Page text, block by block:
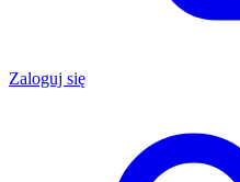
Zaloguj się